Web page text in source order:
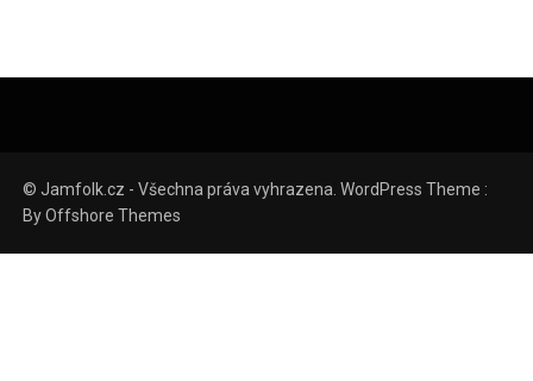
© Jamfolk.cz - Všechna práva vyhrazena. WordPress Theme :
ByOffshore Themes